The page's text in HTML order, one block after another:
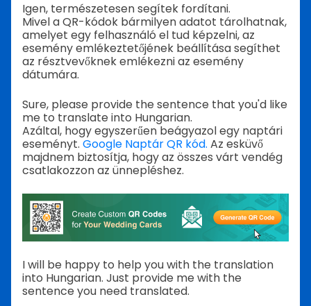
Igen, természetesen segítek fordítani.
Mivel a QR-kódok bármilyen adatot tárolhatnak,
amelyet egy felhasználó el tud képzelni, az
esemény emlékeztetőjének beállítása segíthet
az résztvevőknek emlékezni az esemény
dátumára.
Sure, please provide the sentence that you'd like
me to translate into Hungarian.
Azáltal, hogy egyszerűen beágyazol egy naptári
eseményt. Google Naptár QR kód. Az esküvő
majdnem biztosítja, hogy az összes várt vendég
csatlakozzon az ünnepléshez.
I will be happy to help you with the translation
into Hungarian. Just provide me with the
sentence you need translated.